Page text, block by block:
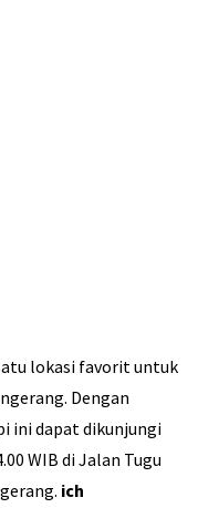
lokasi favorit untuk
Dengan
ini dapat dikunjungi
WIB di Jalan Tugu
ich